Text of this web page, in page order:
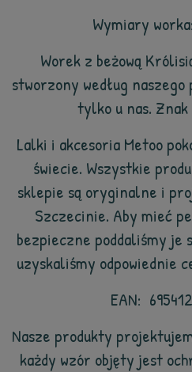
Wymiary
Worek z beżową
stworzony według
tylko u nas.
Lalki i akcesoria Metoo
świecie. Wszystkie
sklepie są oryginalne i
Szczecinie. Aby mieć
bezpieczne poddaliśmy je
uzyskaliśmy odpowiednie
EAN:
Nasze produkty
każdy wzór objęty jest